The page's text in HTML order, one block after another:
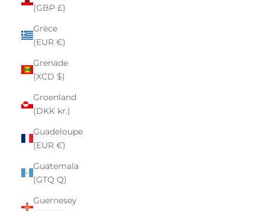
(GBP £)
Grèce
(EUR €)
Grenade
(XCD $)
Groenland
(DKK kr.)
Guadeloupe
(EUR €)
Guatemala
(GTQ Q)
Guernesey